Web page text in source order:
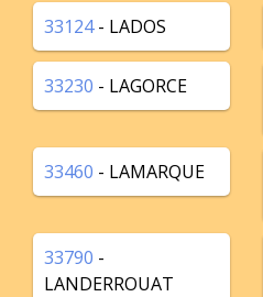
33124- LADOS
33230 - LAGORCE
33460 - LAMARQUE
33790 -
LANDERROUAT